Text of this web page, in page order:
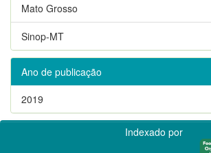
Mato Grosso
Sinop-MT
Ano de publicação
2019
Indexado por